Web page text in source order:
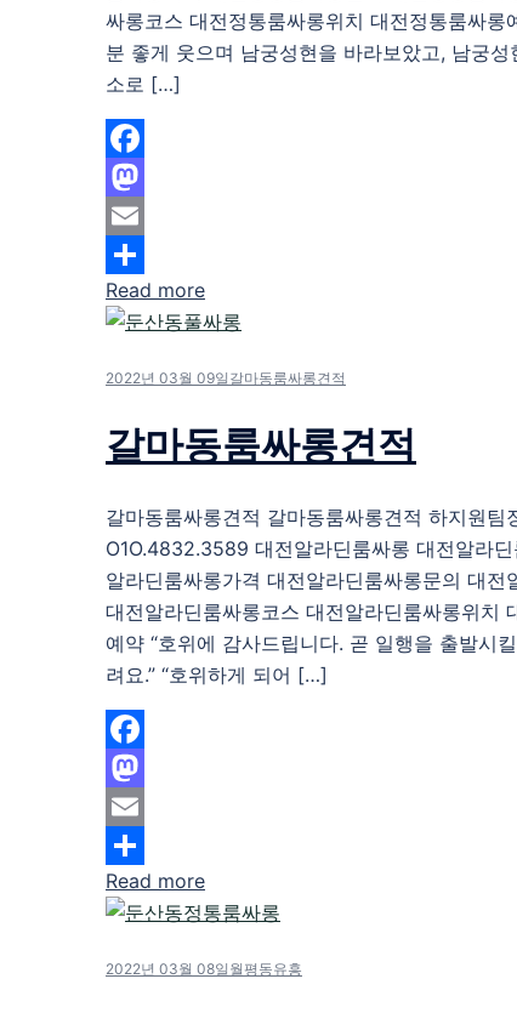
싸롱코스 대전정통룸싸롱위치 대전정통룸싸롱
분 좋게 웃으며 남궁성현을 바라보았고, 남궁성
소로 […]
Facebook
Mastodon
Email
Share
Read more
2022년 03월 09일 갈마동룸싸롱견적
갈마동룸싸롱견적
갈마동룸싸롱견적 갈마동룸싸롱견적 하지원팀
O1O.4832.3589 대전알라딘룸싸롱 대전알라
알라딘룸싸롱가격 대전알라딘룸싸롱문의 대전
대전알라딘룸싸롱코스 대전알라딘룸싸롱위치
예약 “호위에 감사드립니다. 곧 일행을 출발시
려요.” “호위하게 되어 […]
Facebook
Mastodon
Email
Share
Read more
2022년 03월 08일 월평동유흥